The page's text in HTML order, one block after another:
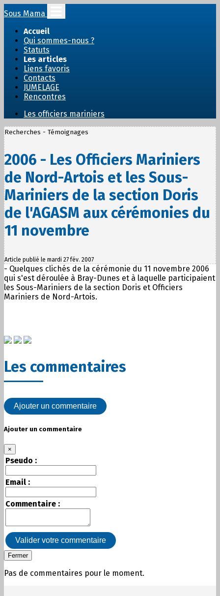
Sous Mama
Accueil
Qui sommes-nous ?
Statuts
Les articles
Liens favoris
Contacts
JUMELAGE
Rencontres
Les officiers mariniers
Recherches - Témoignages
2006 - Les Officiers Mariniers
de Nord-Artois et les Sous-
Mariniers de la section Doris
de l'AGASM aux cérémonies du
11 novembre
Article publié le mardi 27 fév. 2007
- Quelques clichés de la cérémonie du 11 novembre 2006
qui s'est déroulée à Bray-Dunes et à laquelle participaient
les Sous-Mariniers de la section Doris et Officiers
Mariniers de Nord-Artois.
Les commentaires
Ajouter un commentaire
Ajouter un commentaire
×
Pseudo :
Email :
Commentaire :
Valider votre commentaire
Fermer
Pas de commentaires pour le moment.